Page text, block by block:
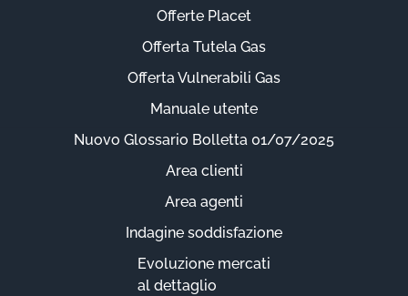
Offerte Placet
Offerta Tutela Gas
Offerta Vulnerabili Gas
Manuale utente
Nuovo Glossario Bolletta 01/07/2025
Area clienti
Area agenti
Indagine soddisfazione
Evoluzione mercati
al dettaglio